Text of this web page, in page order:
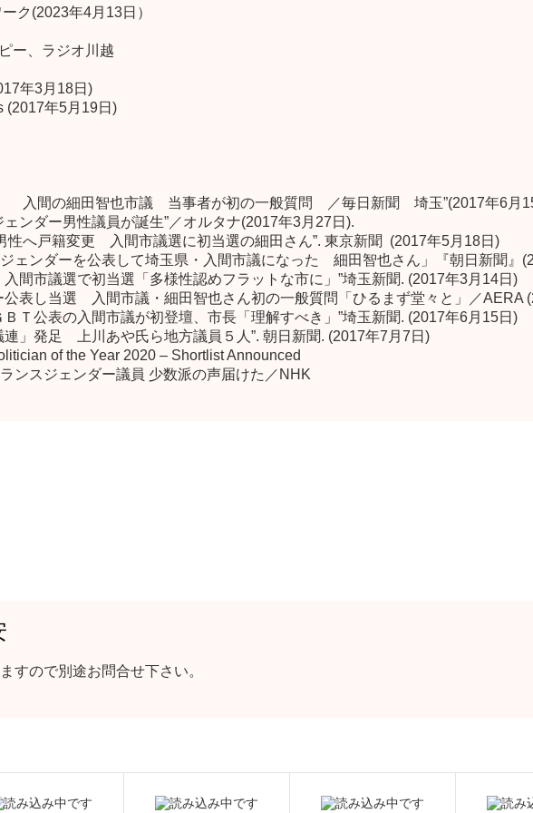
ク(2023年4月13日）
ー、ラジオ川越
年3月18日)
(2017年5月19日)
」 入間の細田智也市議 当事者が初の一般質問 ／毎日新聞 埼玉”(2017年6月
ェンダー男性議員が誕生”／オルタナ(2017年3月27日).
性へ戸籍変更 入間市議選に初当選の細田さん”. 東京新聞 (2017年5月18日)
ェンダーを公表して埼玉県・入間市議になった 細田智也さん」『朝日新聞』
入間市議選で初当選「多様性認めフラット な市に」”埼玉新聞. (2017年3月14日)
公表し当選 入間市議・細田智也さん初の一般質問「ひるまず堂々と」／AERA
ＢＴ公表の入間市議が初登壇、市長「理解すべき」”埼玉新聞. (2017年6月15日)
連」発足 上川あや氏ら地方議員５人”. 朝日新聞. (2017年7月7日)
of the Year 2020 – Shortlist Announced
ンスジェンダー議員 少数派の声届けた／NHK
すので別途お問合せ下さい。